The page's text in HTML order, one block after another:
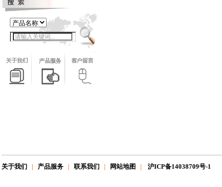
关于我们 产品服务| 联系我们 网站地图 沪ICP备14038709号-1